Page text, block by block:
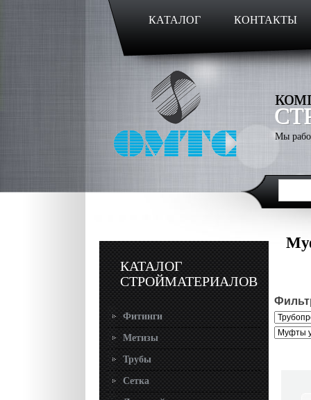
КАТАЛОГ КОНТАКТЫ
Мы
КАТАЛОГ
СТРОЙМАТЕРИАЛОВ
Фитинги
Метизы
Трубы
Сетка